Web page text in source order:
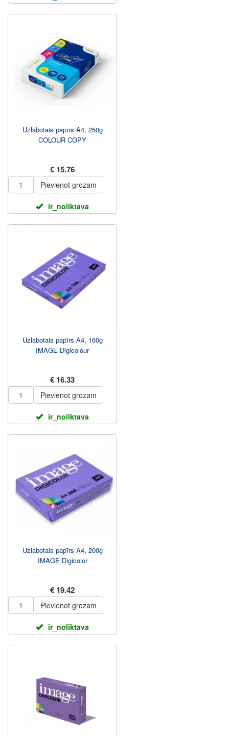
Uzlabotais papīrs A4, 250g
COLOUR COPY
€ 15.76
Pievienot grozam
ir_noliktava
Uzlabotais papīrs A4, 160g
IMAGE Digicolour
€ 16.33
Pievienot grozam
ir_noliktava
Uzlabotais papīrs A4, 200g
IMAGE Digicolor
€ 19.42
Pievienot grozam
ir_noliktava